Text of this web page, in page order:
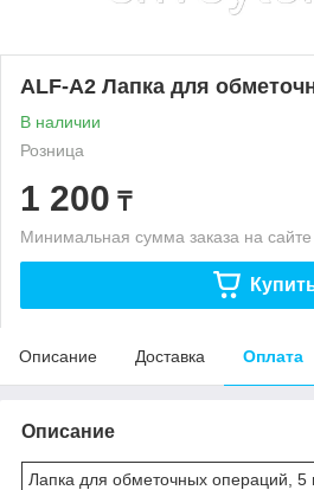
ALF-A2 Лапка для
В наличии
Розница
1 200 ₸
Минимальная сумма заказа на
Описание Доставка Оплата
Описание
Лапка для обметочных операций,